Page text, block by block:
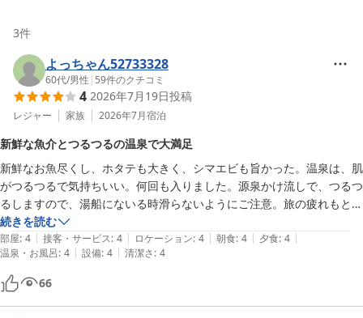
3件
よっちゃん52733328
60代/男性 | 59件のクチコミ
4 2026年7月19日投稿
レジャー 家族 2026年7月宿泊
新鮮な魚介とつるつるの温泉で大満足
新鮮なお魚尽くし、ホタテも大きく、シマエビも旨かった。温泉は、肌
がつるつるで気持ちいい。何回も入りました。源泉かけ流しで、つるつ
るしますので、湯船にないる時滑らないようにご注意。旅の疲れもとれ
ゆっくりできました。また泊まりたい宿です。
続きを読む
部屋: 4 | 接客・サービス: 4 | ロケーション: 4 | 朝食: 4 | 夕食: 4 |
温泉・お風呂: 4 | 設備: 4 | 清潔さ: 4
66